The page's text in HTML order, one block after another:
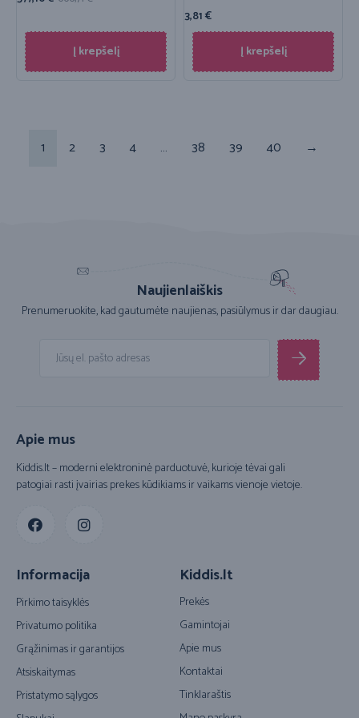
Į krepšelį
3,81€
Į krepšelį
1 2 3 4 … 38 39 40 →
Naujienlaiškis
Prenumeruokite, kad gautumėte naujienas, pasiūlymus ir dar daugiau.
Apie mus
Kiddis.lt – moderni elektroninė parduotuvė, kurioje tėvai gali
patogiai rasti įvairias prekes kūdikiams ir vaikams vienoje vietoje.
Informacija
Pirkimo taisyklės
Privatumo politika
Grąžinimas ir garantijos
Atsiskaitymas
Pristatymo sąlygos
Kiddis.lt
Prekės
Gamintojai
Apie mus
Kontaktai
Tinklaraštis